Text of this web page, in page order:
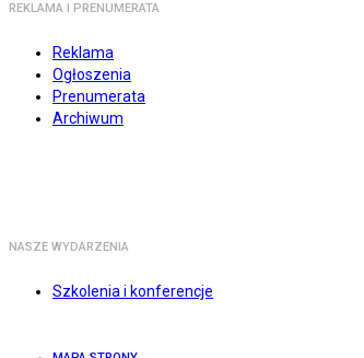
REKLAMA I PRENUMERATA
Reklama
Ogłoszenia
Prenumerata
Archiwum
NASZE WYDARZENIA
Szkolenia i konferencje